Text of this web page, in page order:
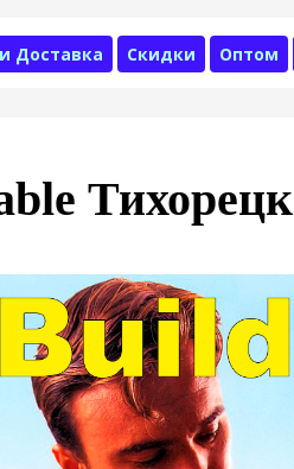
Доставка Скидки Оптом
Тихорецк